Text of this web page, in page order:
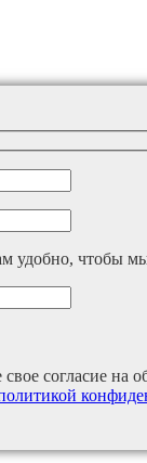
удобно, чтобы
согласие на